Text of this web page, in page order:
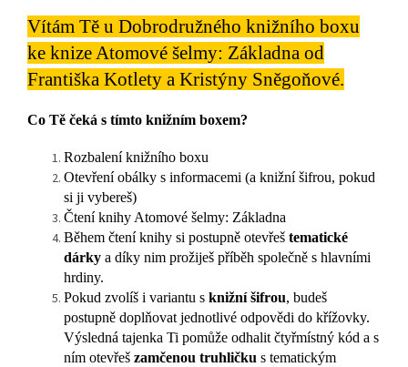
Vítám Tě u Dobrodružného knižního boxu
ke knize Atomové šelmy: Základna od
Františka Kotlety a Kristýny Sněgoňové.
Co Tě čeká s tímto knižním boxem?
Rozbalení knižního boxu
Otevření obálky s informacemi (a knižní šifrou, pokud
si ji vybereš)
Čtení knihy Atomové šelmy: Základna
Během čtení knihy si postupně otevřeš tematické
dárky a díky nim prožiješ příběh společně s hlavními
hrdiny.
Pokud zvolíš i variantu s knižní šifrou, budeš
postupně doplňovat jednotlivé odpovědi do křížovky.
Výsledná tajenka Ti pomůže odhalit čtyřmístný kód a s
ním otevřeš zamčenou truhličku s tematickým